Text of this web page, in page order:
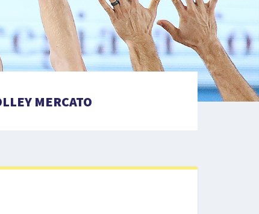
MERCATO